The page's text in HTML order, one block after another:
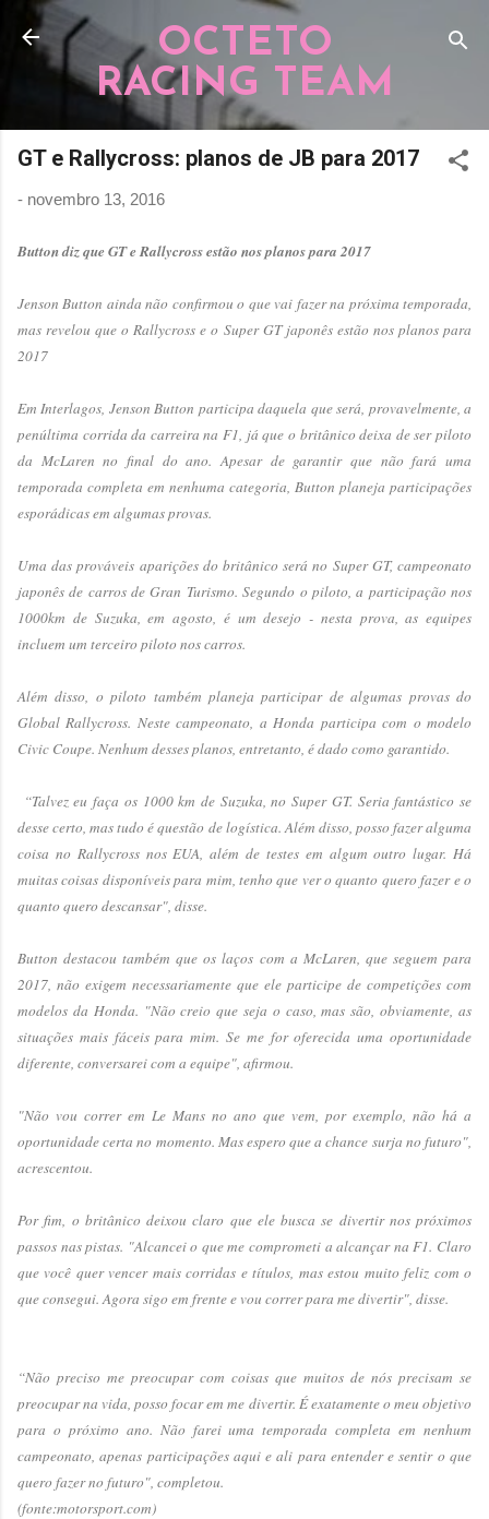
Pular para o conteúdo principal
OCTETO
RACING TEAM
GT e Rallycross: planos de JB para 2017
- novembro 13, 2016
Button diz que GT e Rallycross estão nos planos para 2017
Jenson Button ainda não confirmou o que vai fazer na próxima temporada,
mas revelou que o Rallycross e o Super GT japonês estão nos planos para
2017
Em Interlagos, Jenson Button participa daquela que será, provavelmente, a
penúltima corrida da carreira na F1, já que o britânico deixa de ser piloto
da McLaren no final do ano. Apesar de garantir que não fará uma
temporada completa em nenhuma categoria, Button planeja participações
esporádicas em algumas provas.
Uma das prováveis aparições do britânico será no Super GT, campeonato
japonês de carros de Gran Turismo. Segundo o piloto, a participação nos
1000km de Suzuka, em agosto, é um desejo - nesta prova, as equipes
incluem um terceiro piloto nos carros.
Além disso, o piloto também planeja participar de algumas provas do
Global Rallycross. Neste campeonato, a Honda participa com o modelo
Civic Coupe. Nenhum desses planos, entretanto, é dado como garantido.
“Talvez eu faça os 1000 km de Suzuka, no Super GT. Seria fantástico se
desse certo, mas tudo é questão de logística. Além disso, posso fazer alguma
coisa no Rallycross nos EUA, além de testes em algum outro lugar. Há
muitas coisas disponíveis para mim, tenho que ver o quanto quero fazer e o
quanto quero descansar", disse.
Button destacou também que os laços com a McLaren, que seguem para
2017, não exigem necessariamente que ele participe de competições com
modelos da Honda. "Não creio que seja o caso, mas são, obviamente, as
situações mais fáceis para mim. Se me for oferecida uma oportunidade
diferente, conversarei com a equipe", afirmou.
"Não vou correr em Le Mans no ano que vem, por exemplo, não há a
oportunidade certa no momento. Mas espero que a chance surja no futuro",
acrescentou.
Por fim, o britânico deixou claro que ele busca se divertir nos próximos
passos nas pistas. "Alcancei o que me comprometi a alcançar na F1. Claro
que você quer vencer mais corridas e títulos, mas estou muito feliz com o
que consegui. Agora sigo em frente e vou correr para me divertir", disse.
“Não preciso me preocupar com coisas que muitos de nós precisam se
preocupar na vida, posso focar em me divertir. É exatamente o meu objetivo
para o próximo ano. Não farei uma temporada completa em nenhum
campeonato, apenas participações aqui e ali para entender e sentir o que
quero fazer no futuro", completou.
(fonte:motorsport.com)